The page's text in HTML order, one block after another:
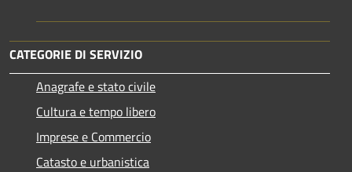
CATEGORIE DI SERVIZIO
Anagrafe e stato civile
Cultura e tempo libero
Imprese e Commercio
Catasto e urbanistica